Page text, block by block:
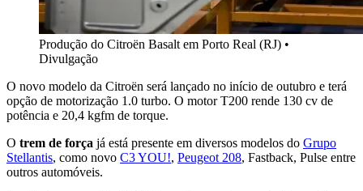
Produção do Citroën Basalt em Porto Real (RJ) •
Divulgação
O novo modelo da Citroën será lançado no início de outubro e terá
opção de motorização 1.0 turbo. O motor T200 rende 130 cv de
potência e 20,4 kgfm de torque.
O trem de força já está presente em diversos modelos do Grupo
Stellantis, como novo C3 YOU!, Peugeot 208, Fastback, Pulse entre
outros automóveis.